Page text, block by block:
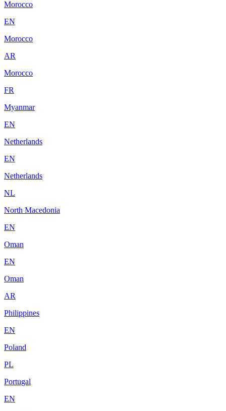
Morocco
EN
Morocco
AR
Morocco
FR
Myanmar
EN
Netherlands
EN
Netherlands
NL
North Macedonia
EN
Oman
EN
Oman
AR
Philippines
EN
Poland
PL
Portugal
EN